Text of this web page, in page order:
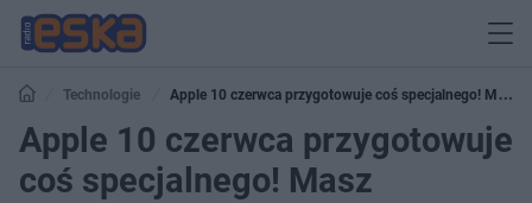
Technologie
Apple 10 czerwca przygotowuje coś specjalnego! Masz
iPhone'a? Zaznacz ten dzień w kalendarzu
Apple 10 czerwca przygotowuje
coś specjalnego! Masz